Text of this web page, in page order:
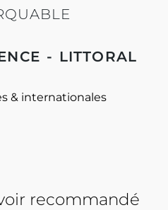
- LITTORAL
& internationales
recommandé